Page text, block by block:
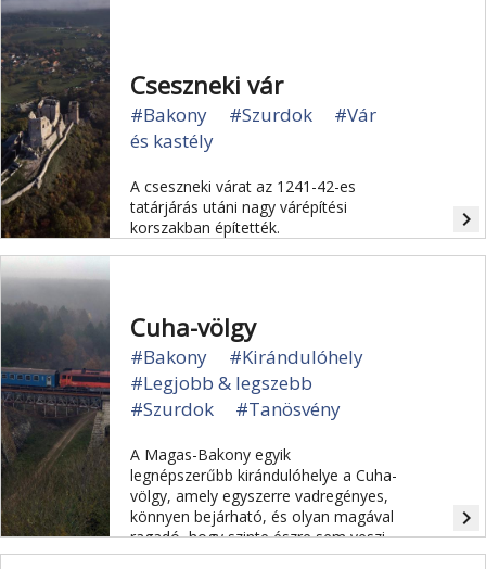
Cseszneki vár
#Bakony #Szurdok
#Vár
és kastély
A cseszneki várat az 1241-42-es
tatárjárás utáni nagy várépítési
korszakban építették.
navigate_next
Cuha-völgy
#Bakony
#Kirándulóhely
#Legjobb & legszebb
#Szurdok
#Tanösvény
A Magas-Bakony egyik
legnépszerűbb kirándulóhelye a Cuha-
völgy, amely egyszerre vadregényes,
könnyen bejárható, és olyan magával
ragadó, hogy szinte észre sem veszi
az ember, hogy legyalogolt néhány
navigate_next